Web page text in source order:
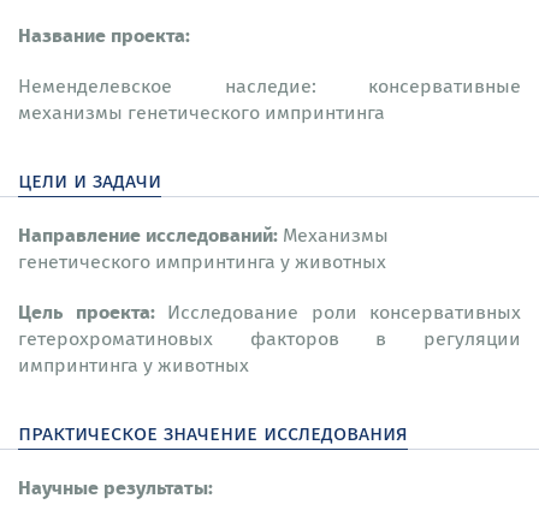
Название проекта:
Неменделевское наследие: консервативные
механизмы генетического импринтинга
цели и задачи
Направление исследований: Механизмы
генетического импринтинга у животных
Цель проекта:Исследование роли консервативных
гетерохроматиновых факторов в регуляции
импринтинга у животных
практическое значение исследования
Научные результаты: